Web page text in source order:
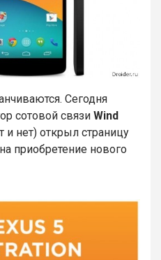
Сегодня
сотовой связи Wind
и нет) открыл страницу
приобретение нового